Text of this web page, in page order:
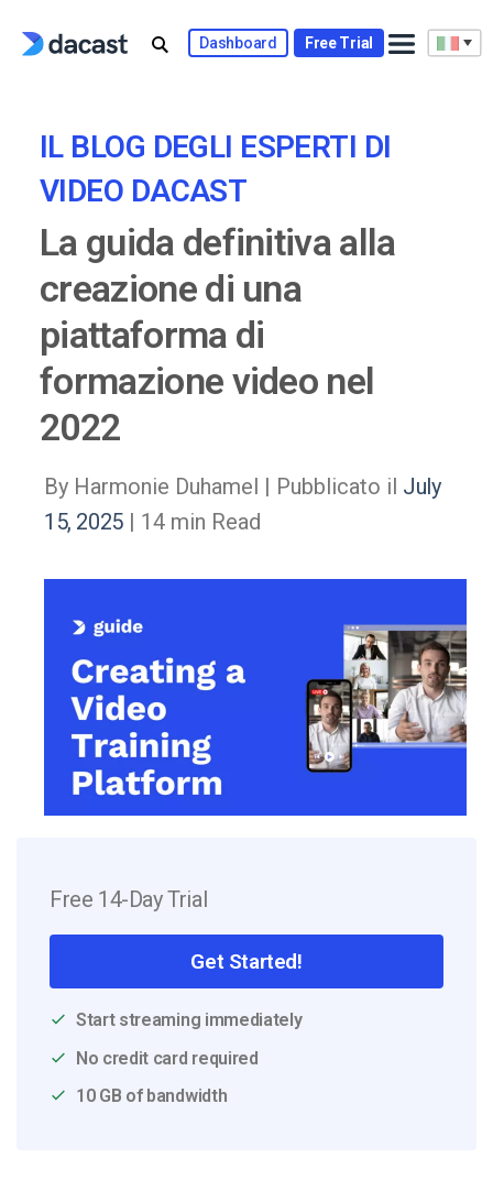
Dashboard Free Trial
IL BLOG DEGLI ESPERTI DI
VIDEO DACAST
La guida definitiva alla
creazione di una
piattaforma di
formazione video nel
2022
By Harmonie Duhamel | Pubblicato il July
15, 2025| 14 min Read
Free 14-Day Trial
Get Started!
Start streaming immediately
No credit card required
10 GB of bandwidth